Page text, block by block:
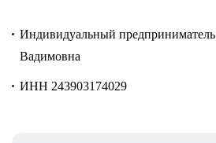
Индивидуальный предприниматель
Вадимовна
ИНН 243903174029